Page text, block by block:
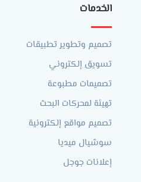
الخدمات
تصميم وتطوير تطبيقات
تسويق إلكتروني
تصميمات مطبوعة
تهيئة لمحركات البحث
تصميم مواقع إلكترونية
سوشيال ميديا
إعلانات جوجل